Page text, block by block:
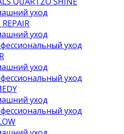
уход
уход
уход
уход
уход
уход
уход